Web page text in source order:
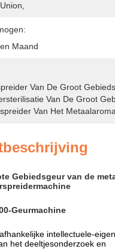
Maand
Van De Groot
Van De Groot
Van Het Metaalaroma
Gebiedsgeur van de
Geurmachine
intellectuele-
het deeltjesonderzoek en